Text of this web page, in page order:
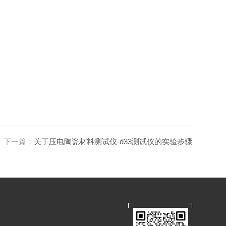
下一篇： 关于压电陶瓷材料测试仪-d33测试仪的实验步骤